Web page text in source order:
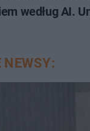
według AI.
NEWSY: